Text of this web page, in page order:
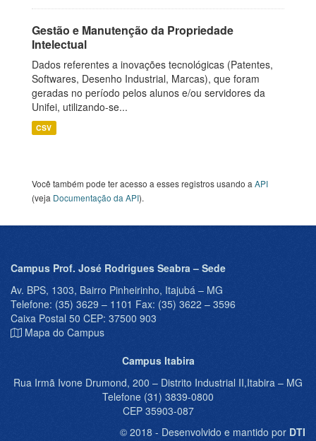
Gestão e Manutenção da Propriedade
Intelectual
Dados referentes a inovações tecnológicas (Patentes,
Softwares, Desenho Industrial, Marcas), que foram
geradas no período pelos alunos e/ou servidores da
Unifei, utilizando-se...
CSV
Você também pode ter acesso a esses registros usando a API
(veja Documentação da API).
Campus Prof. José Rodrigues Seabra – Sede
Av. BPS, 1303, Bairro Pinheirinho, Itajubá – MG
Telefone: (35) 3629 – 1101 Fax: (35) 3622 – 3596
Caixa Postal 50 CEP: 37500 903
Mapa do Campus
Campus Itabira
Rua Irmã Ivone Drumond, 200 – Distrito Industrial II,Itabira – MG
Telefone (31) 3839-0800
CEP 35903-087
© 2018 - Desenvolvido e mantido por DTI